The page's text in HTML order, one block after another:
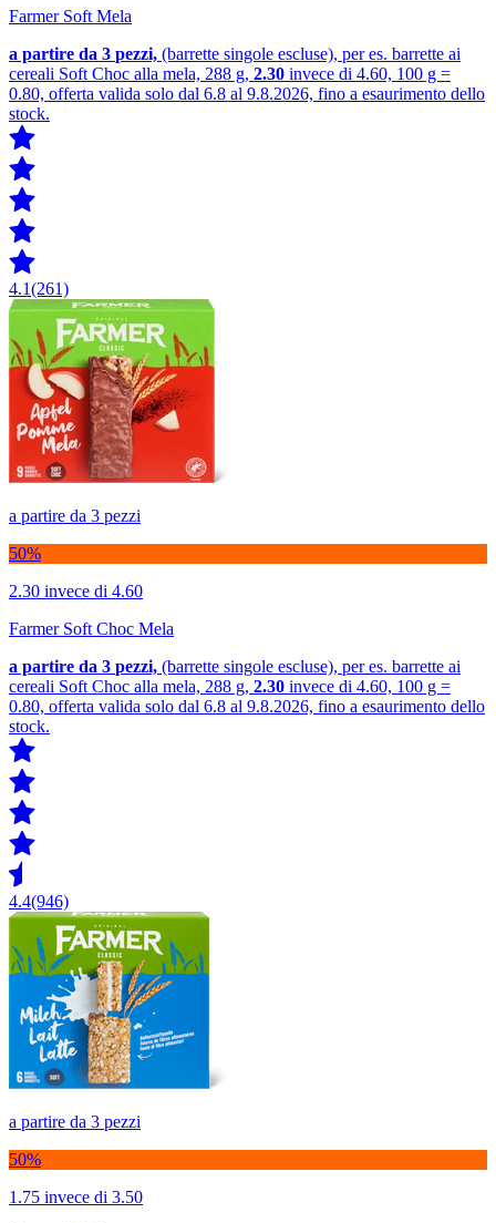
Farmer Soft Mela
a partire da 3 pezzi, (barrette singole escluse), per es. barrette ai
cereali Soft Choc alla mela, 288 g, 2.30 invece di 4.60, 100 g =
0.80, offerta valida solo dal 6.8 al 9.8.2026, fino a esaurimento dello
stock.
4.1(261)
a partire da 3 pezzi
50%
2.30 invece di 4.60
Farmer Soft Choc Mela
a partire da 3 pezzi, (barrette singole escluse), per es. barrette ai
cereali Soft Choc alla mela, 288 g, 2.30 invece di 4.60, 100 g =
0.80, offerta valida solo dal 6.8 al 9.8.2026, fino a esaurimento dello
stock.
4.4(946)
a partire da 3 pezzi
50%
1.75 invece di 3.50